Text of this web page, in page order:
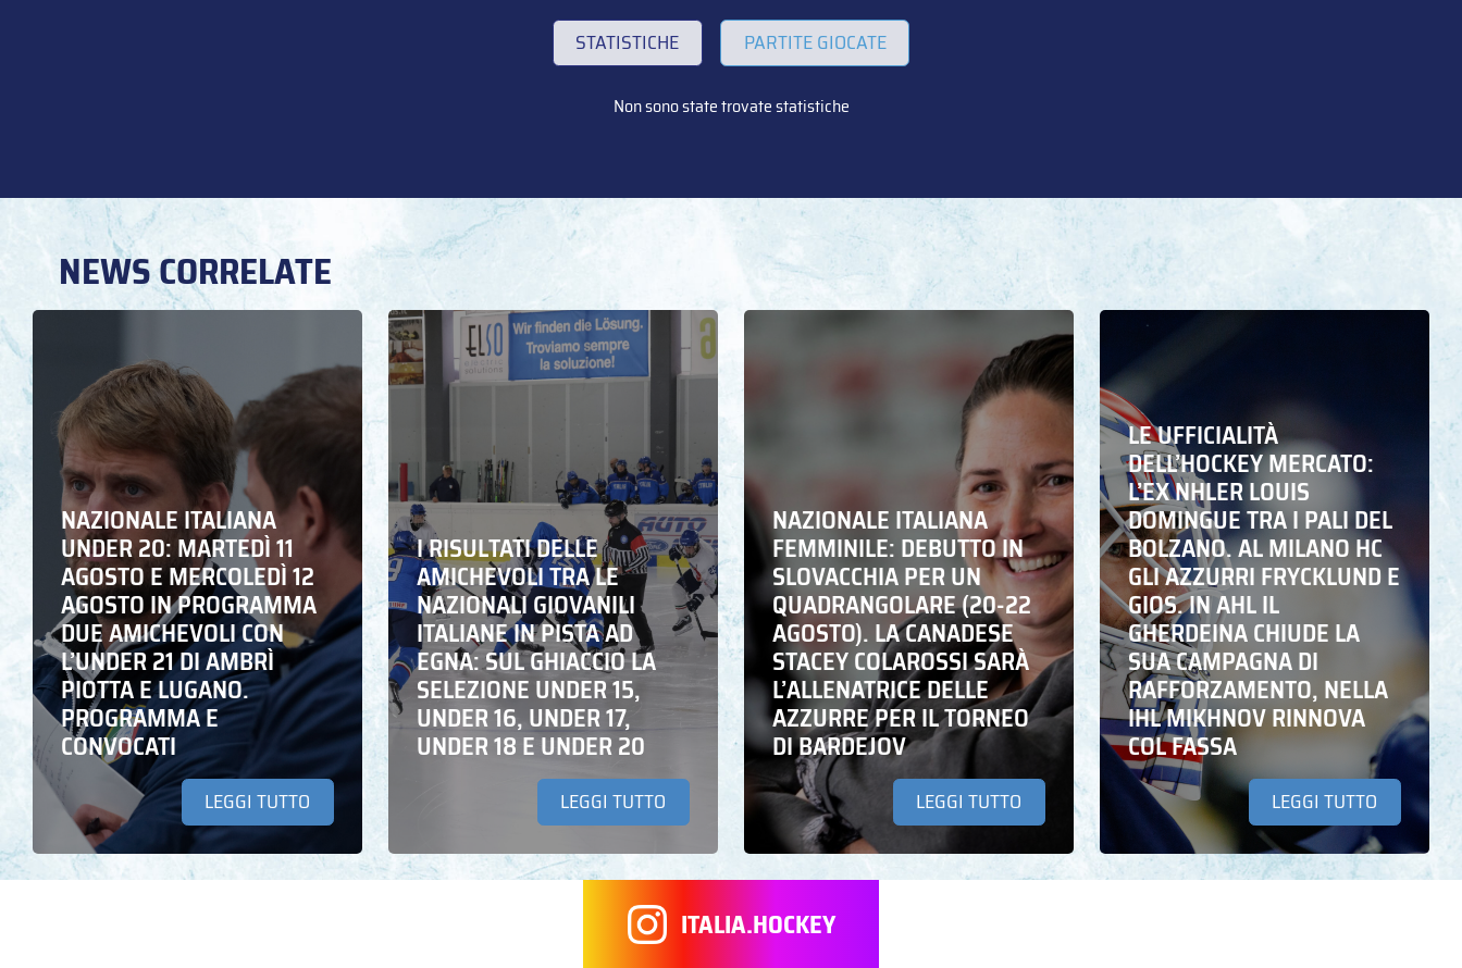
STATISTICHE PARTITE GIOCATE
Non sono state trovate statistiche
NEWS CORRELATE
NAZIONALE ITALIANA
UNDER 20: MARTEDÌ 11
AGOSTO E MERCOLEDÌ 12
AGOSTO IN PROGRAMMA
DUE AMICHEVOLI CON
L’UNDER 21 DI AMBRÌ
PIOTTA E LUGANO.
PROGRAMMA E
CONVOCATI
LEGGI TUTTO
I RISULTATI DELLE
AMICHEVOLI TRA LE
NAZIONALI GIOVANILI
ITALIANE IN PISTA AD
EGNA: SUL GHIACCIO LA
SELEZIONE UNDER 15,
UNDER 16, UNDER 17,
UNDER 18 E UNDER 20
LEGGI TUTTO
NAZIONALE ITALIANA
FEMMINILE: DEBUTTO IN
SLOVACCHIA PER UN
QUADRANGOLARE (20-22
AGOSTO). LA CANADESE
STACEY COLAROSSI SARÀ
L’ALLENATRICE DELLE
AZZURRE PER IL TORNEO
DI BARDEJOV
LEGGI TUTTO
LE UFFICIALITÀ
DELL’HOCKEY MERCATO:
L’EX NHLER LOUIS
DOMINGUE TRA I PALI DEL
BOLZANO. AL MILANO HC
GLI AZZURRI FRYCKLUND E
GIOS. IN AHL IL
GHERDEINA CHIUDE LA
SUA CAMPAGNA DI
RAFFORZAMENTO, NELLA
IHL MIKHNOV RINNOVA
COL FASSA
LEGGI TUTTO
ITALIA.HOCKEY